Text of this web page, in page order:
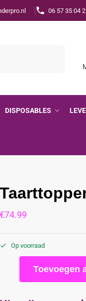
06 57 35 04
DISPOSABLES
€74.99
Op voorraad
Toevoegen